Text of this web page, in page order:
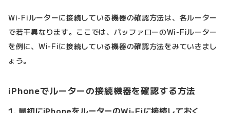
Wi-Fiルーターに接続している機器の確認方法は、各ルーター
で若干異なります。ここでは、バッファローのWi-Fiルーター
を例に、Wi-Fiに接続している機器の確認方法をみていきまし
ょう。
iPhoneでルーターの接続機器を確認する方法
1. 最初にiPhoneをルーターのWi-Fiに接続しておく